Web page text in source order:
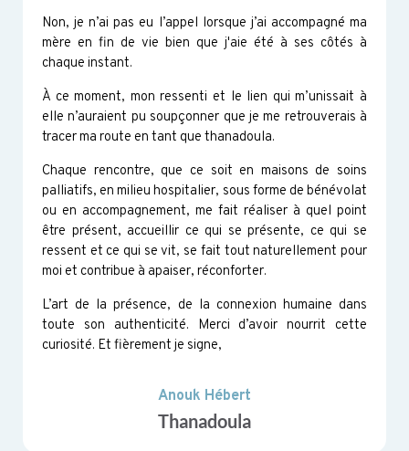
Non, je n’ai pas eu l’appel lorsque j’ai accompagné ma
mère en fin de vie bien que j'aie été à ses côtés à
chaque instant.
À ce moment, mon ressenti et le lien qui m’unissait à
elle n’auraient pu soupçonner que je me retrouverais à
tracer ma route en tant que thanadoula.
Chaque rencontre, que ce soit en maisons de soins
palliatifs, en milieu hospitalier, sous forme de bénévolat
ou en accompagnement, me fait réaliser à quel point
être présent, accueillir ce qui se présente, ce qui se
ressent et ce qui se vit, se fait tout naturellement pour
moi et contribue à apaiser, réconforter.
L’art de la présence, de la connexion humaine dans
toute son authenticité. Merci d’avoir nourrit cette
curiosité. Et fièrement je signe,
Anouk Hébert
Thanadoula